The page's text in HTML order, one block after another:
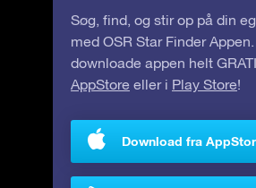
Søg, find, og stir op på din
med OSR Star Finder
downloade appen helt
AppStore eller i Play Store!
Download fra